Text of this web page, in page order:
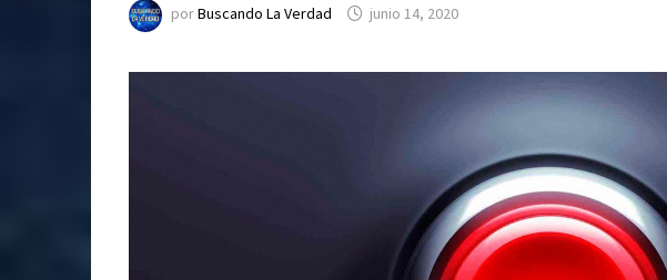
porBuscando La Verdad junio 14, 2020